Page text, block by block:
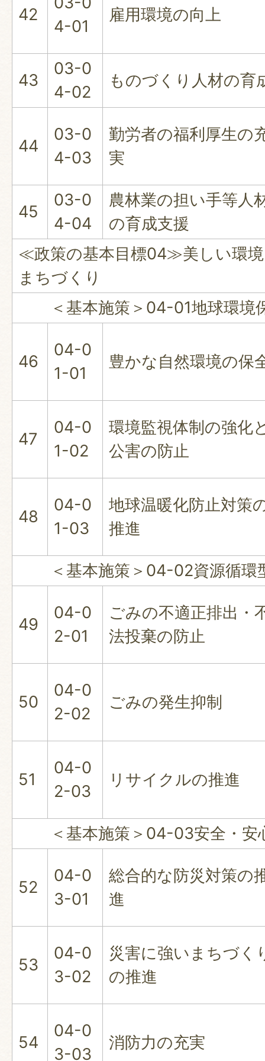
42
4-01
雇用環境の向上
43
03-0
4-02
ものづくり人材の育
44
03-0
4-03
勤労者の福利厚生の
実
45
03-0
4-04
農林業の担い手等人
の育成支援
≪政策の基本目標04≫美しい環
まちづくり
＜基本施策＞04-01地球環境
46
04-0
1-01
豊かな自然環境の保
47
04-0
1-02
環境監視体制の強化
公害の防止
48
04-0
1-03
地球温暖化防止対策
推進
＜基本施策＞04-02資源循環
49
04-0
2-01
ごみの不適正排出・
法投棄の防止
50
04-0
2-02
ごみの発生抑制
51
04-0
2-03
リサイクルの推進
＜基本施策＞04-03安全・安
52
04-0
3-01
総合的な防災対策の
進
53
04-0
3-02
災害に強いまちづく
の推進
54
04-0
3-03
消防力の充実